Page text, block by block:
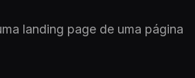
landing page de uma página